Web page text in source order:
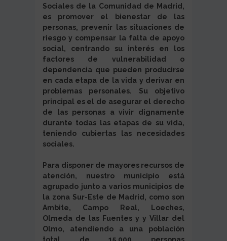
Sociales de la Comunidad de Madrid,
es promover el bienestar de las
personas, prevenir las situaciones de
riesgo y compensar la falta de apoyo
social, centrando su interés en los
factores de vulnerabilidad o
dependencia que pueden producirse
en cada etapa de la vida y derivar en
problemas personales. Su objetivo
principal es el de asegurar el derecho
de las personas a vivir dignamente
durante todas las etapas de su vida,
teniendo cubiertas las necesidades
sociales.
Para disponer de mayores recursos de
atención, nuestro municipio está
agrupado junto a varios municipios de
la zona Sur-Este de Madrid, como son
Ambite, Campo Real, Loeches,
Olmeda de las Fuentes y y Villar del
Olmo, atendiendo a una población